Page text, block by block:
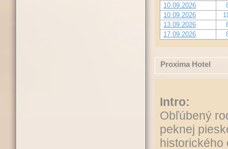
10.09.2026
10.09.2026
13.09.2026
17.09.2026
Proxima Hotel
Intro:
Obľúbený
peknej
historického